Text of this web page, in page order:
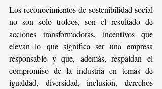
Los reconocimientos de sostenibilidad social
no son solo trofeos, son el resultado de
acciones transformadoras, incentivos que
elevan lo que significa ser una empresa
responsable y que, además, respaldan el
compromiso de la industria en temas de
igualdad, diversidad, inclusión, derechos